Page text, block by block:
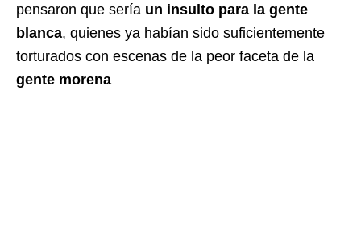
pensaron que sería un insulto para la gente
blanca, quienes ya habían sido suficientemente
torturados con escenas de la peor faceta de la
gente morena